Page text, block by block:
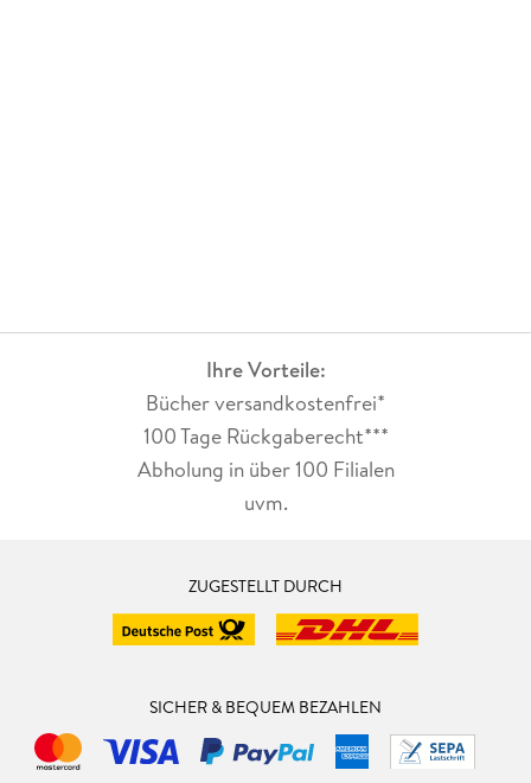
Ihre Vorteile:
Bücher versandkostenfrei*
100 Tage Rückgaberecht***
Abholung in über 100 Filialen
uvm.
ZUGESTELLT DURCH
SICHER & BEQUEM BEZAHLEN